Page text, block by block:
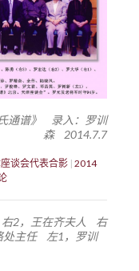
通谱》 录入：罗训
森 2014.7.7
谈会代表合影 2014
2，王在齐夫人 右
处主任 左1，罗训